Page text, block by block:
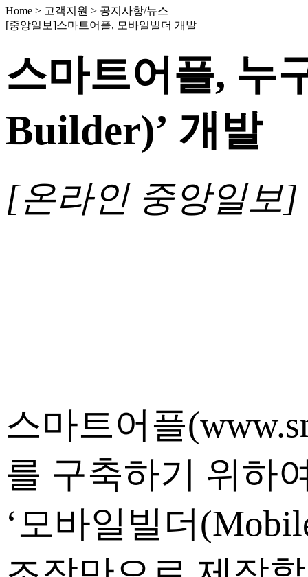
Home > 고객지원 > 공지사항/뉴스
[중앙일보]스마트어플, 모바일빌더 개발
스마트어플, 누
Builder)’ 개발
[온라인 중앙일보]
스마트어플
를 구축하기 위하
‘모바일빌더